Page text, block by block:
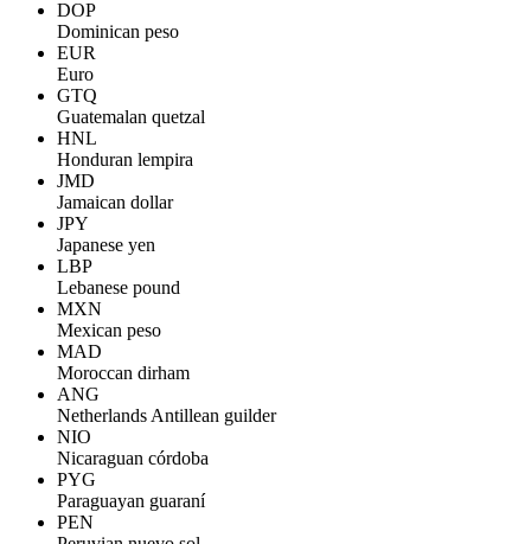
DOP
Dominican peso
EUR
Euro
GTQ
Guatemalan quetzal
HNL
Honduran lempira
JMD
Jamaican dollar
JPY
Japanese yen
LBP
Lebanese pound
MXN
Mexican peso
MAD
Moroccan dirham
ANG
Netherlands Antillean guilder
NIO
Nicaraguan córdoba
PYG
Paraguayan guaraní
PEN